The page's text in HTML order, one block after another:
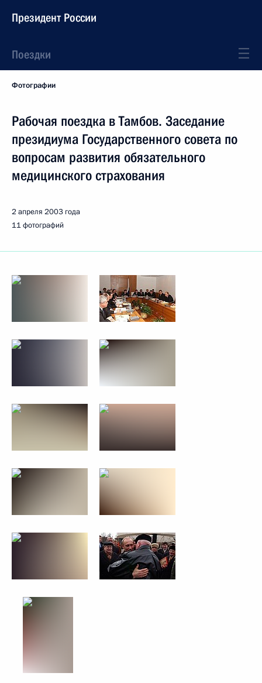
Президент России
Поездки
Фотографии
Рабочая поездка в Тамбов. Заседание
президиума Государственного совета по
вопросам развития обязательного
медицинского страхования
2 апреля 2003 года
11 фотографий